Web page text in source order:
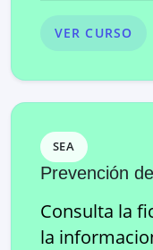
VER CURSO
SEA
Prevención
Consulta la
la